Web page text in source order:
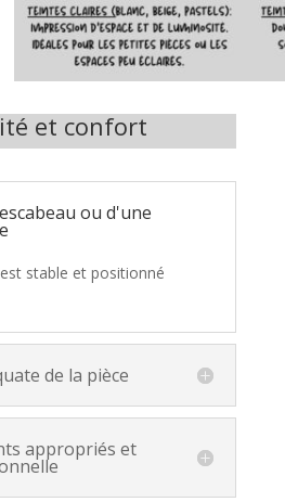
et confort
ou d'une
stable et positionné
de la pièce
appropriés et